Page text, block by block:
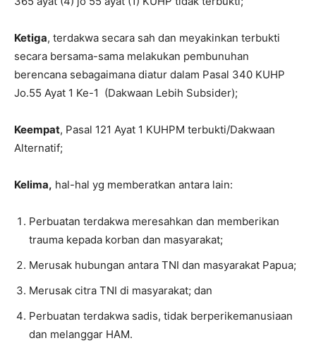
Ketiga, terdakwa secara sah dan meyakinkan terbukti
secara bersama-sama melakukan pembunuhan
berencana sebagaimana diatur dalam Pasal 340 KUHP
Jo.55 Ayat 1 Ke-1 (Dakwaan Lebih Subsider);
Keempat, Pasal 121 Ayat 1 KUHPM terbukti/Dakwaan
Alternatif;
Kelima, hal-hal yg memberatkan antara lain:
Perbuatan terdakwa meresahkan dan memberikan
trauma kepada korban dan masyarakat;
Merusak hubungan antara TNI dan masyarakat Papua;
Merusak citra TNI di masyarakat; dan
Perbuatan terdakwa sadis, tidak berperikemanusiaan
dan melanggar HAM.